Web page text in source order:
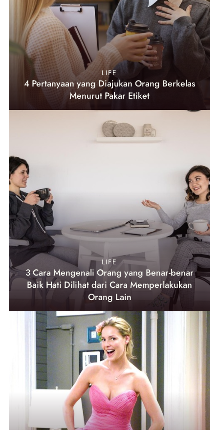
LIFE
4 Pertanyaan yang Diajukan Orang Berkelas
Menurut Pakar Etiket
LIFE
3 Cara Mengenali Orang yang Benar-benar
Baik Hati Dilihat dari Cara Memperlakukan
Orang Lain